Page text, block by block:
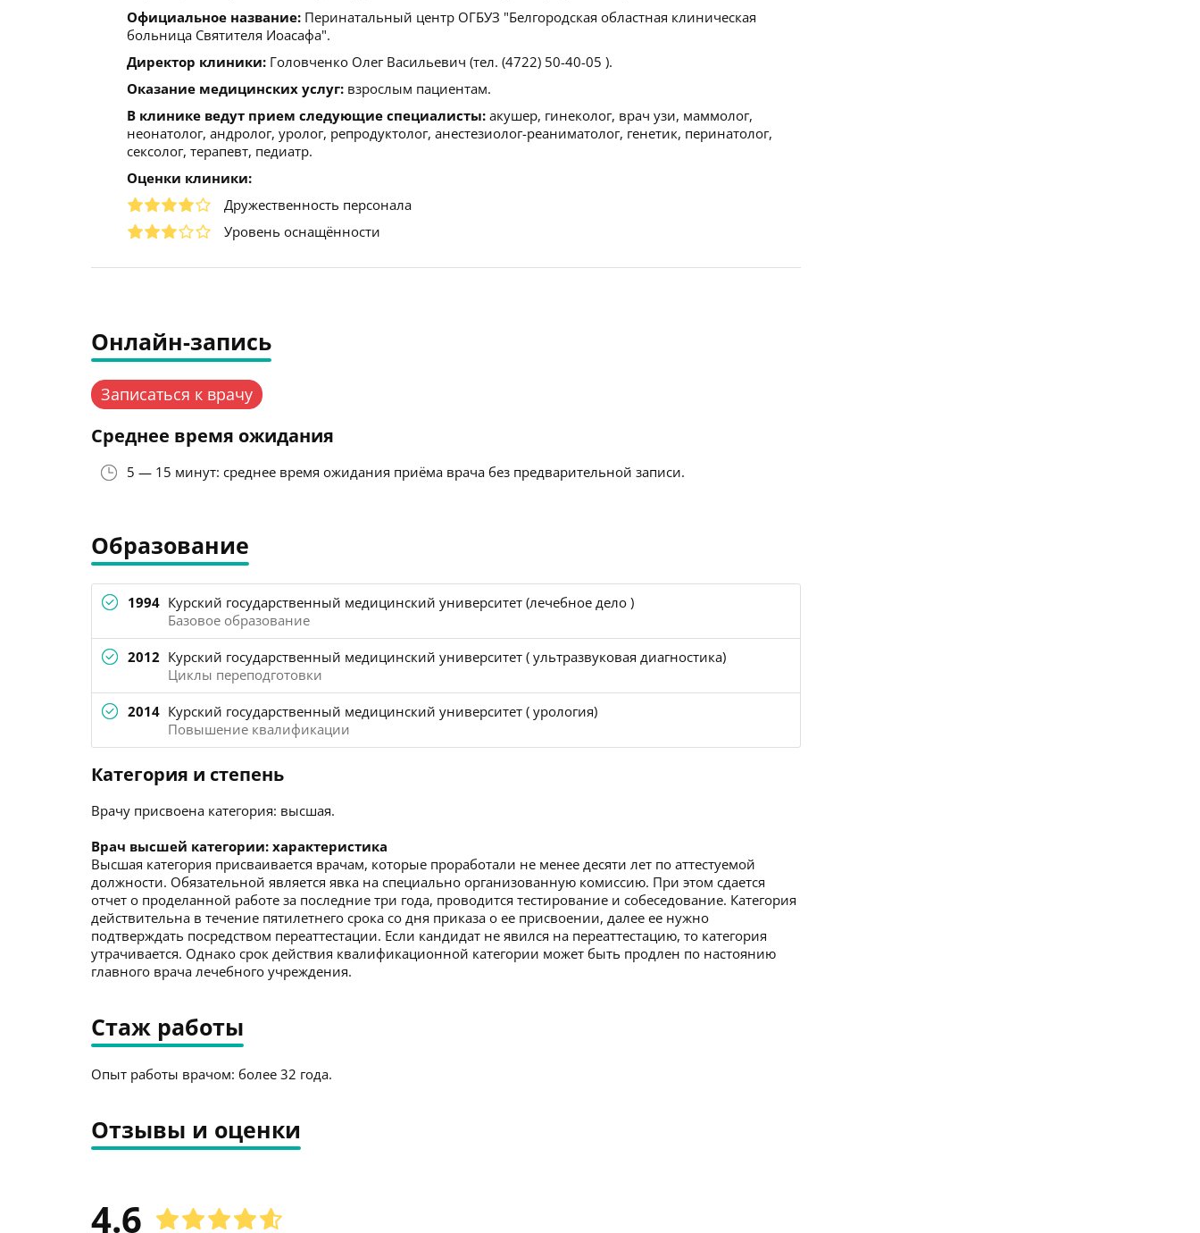
Официальное название: Перинатальный центр ОГБУЗ "Белгородская областная клиническая
больница Святителя Иоасафа".
Директор клиники: Головченко Олег Васильевич (тел. (4722) 50-40-05 ).
Оказание медицинских услуг: взрослым пациентам.
В клинике ведут прием следующие специалисты: акушер, гинеколог, врач узи, маммолог,
неонатолог, андролог, уролог, репродуктолог, анестезиолог-реаниматолог, генетик, перинатолог,
сексолог, терапевт, педиатр.
Оценки клиники:
Дружественность персонала
Уровень оснащённости
Онлайн-запись
Записаться к врачу
Среднее время ожидания
5 — 15 минут: среднее время ожидания приёма врача без предварительной записи.
Образование
1994 Курский государственный медицинский университет (лечебное дело )
Базовое образование
2012 Курский государственный медицинский университет ( ультразвуковая диагностика)
Циклы переподготовки
2014 Курский государственный медицинский университет ( урология)
Повышение квалификации
Категория и степень
Врачу присвоена категория: высшая.
Врач высшей категории: характеристика
Высшая категория присваивается врачам, которые проработали не менее десяти лет по аттестуемой
должности. Обязательной является явка на специально организованную комиссию. При этом сдается
отчет о проделанной работе за последние три года, проводится тестирование и собеседование. Категория
действительна в течение пятилетнего срока со дня приказа о ее присвоении, далее ее нужно
подтверждать посредством переаттестации. Если кандидат не явился на переаттестацию, то категория
утрачивается. Однако срок действия квалификационной категории может быть продлен по настоянию
главного врача лечебного учреждения.
Стаж работы
Опыт работы врачом: более 32 года.
Отзывы и оценки
4.6